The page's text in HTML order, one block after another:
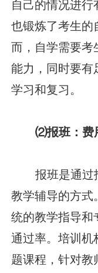
自己的情况进行
也锻炼了考生的
而，自学需要考
能力，同时要有
学习和复习。
⑵报班：费
报班是通过
教学辅导的方式
统的教学指导和
通过率。培训机
题课程，针对教